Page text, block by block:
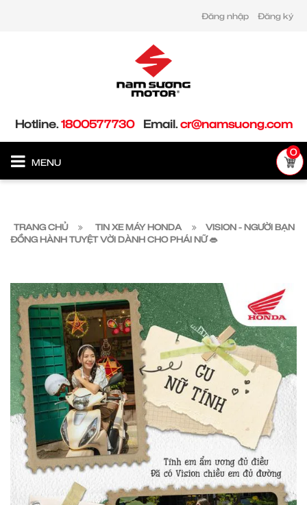
Đăng nhập Đăng ký
Hotline.1800577730 Email.cr@namsuong.com
MENU
0
TRANG CHỦ TIN XE MÁY HONDA
VISION - NGƯỜI BẠN
ĐỒNG HÀNH TUYỆT VỜI DÀNH CHO PHÁI NỮ 👄